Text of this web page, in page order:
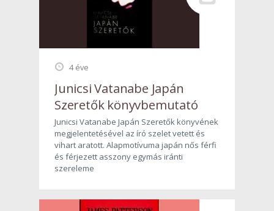
4 éve
Junicsi Vatanabe Japán
Szeretők könyvbemutató
Junicsi Vatanabe Japán Szeretők könyvének
megjelentetésével az író szelet vetett és
vihart aratott. Alapmotívuma japán nős férfi
és férjezett asszony egymás iránti
szereleme